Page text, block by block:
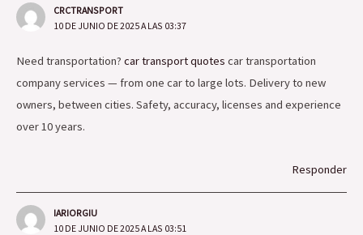
CRCTRANSPORT
10 DE JUNIO DE 2025 A LAS 03:37
Need transportation? car transport quotes car transportation
company services — from one car to large lots. Delivery to new
owners, between cities. Safety, accuracy, licenses and experience
over 10 years.
Responder
IARIORGIU
10 DE JUNIO DE 2025 A LAS 03:51